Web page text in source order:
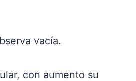
vacía.
con aumento su